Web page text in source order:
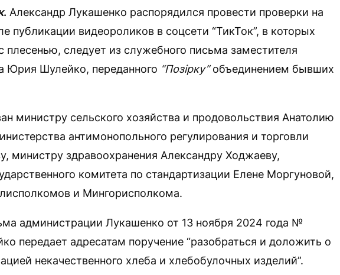
. Александр Лукашенко распорядился провести проверки на
публикации видеороликов в соцсети “ТикТок”, в которых
плесенью, следует из служебного письма заместителя
Юрия Шулейко, переданного “Позірку”объединением бывших
министру сельского хозяйства и продовольствия Анатолию
антимонопольного регулирования и торговли
министру здравоохранения Александру Ходжаеву,
комитета по стандартизации Елене Моргуновой,
и Мингорисполкома.
администрации Лукашенко от 13 ноября 2024 года №
передает адресатам поручение “разобраться и доложить о
некачественного хлеба и хлебобулочных изделий”.